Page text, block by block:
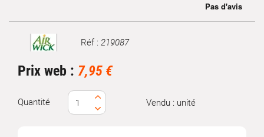
Marque Réf : 219087
Prix web : 7,95 €
Quantité Vendu : unité